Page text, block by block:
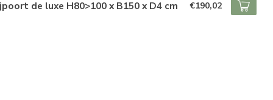
de luxe H80>100 x B150 x D4 cm €190,02